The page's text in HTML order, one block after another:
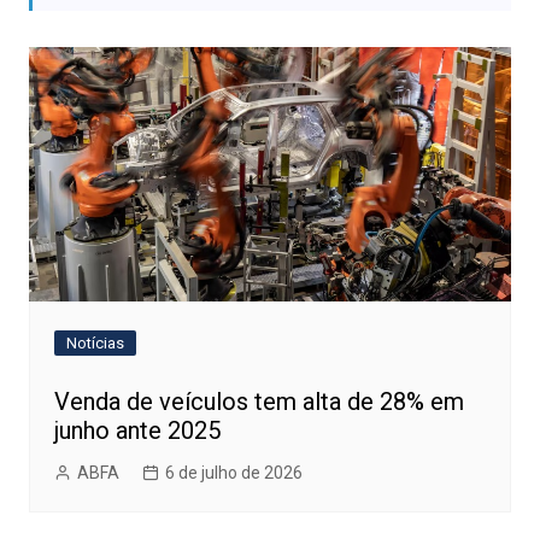
Notícias
Venda de veículos tem alta de 28% em
junho ante 2025
ABFA 6 de julho de 2026